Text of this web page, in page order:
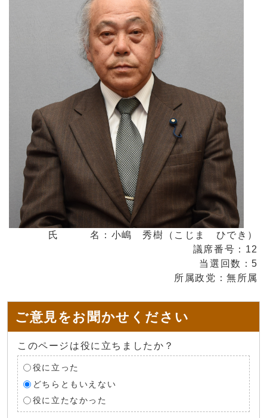
氏 名：小嶋 秀樹（こじま ひでき）
議席番号：12
当選回数：5
所属政党：無所属
ご意見をお聞かせください
このページは役に立ちましたか？
役に立った
どちらともいえない
役に立たなかった